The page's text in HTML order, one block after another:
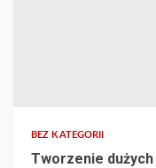
BEZ KATEGORII
Tworzenie